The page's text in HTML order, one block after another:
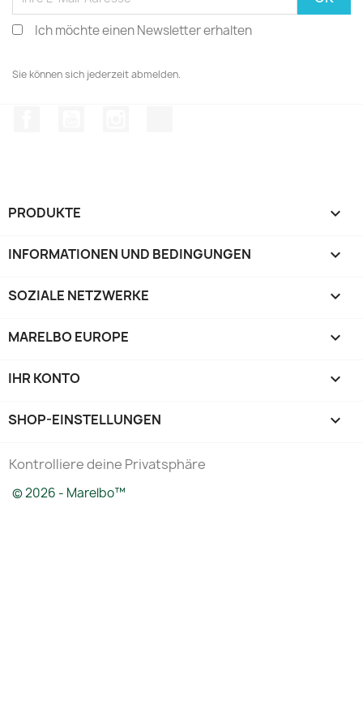
Ich möchte einen Newsletter erhalten
Sie können sich jederzeit abmelden.
PRODUKTE 
INFORMATIONEN UND BEDINGUNGEN 
SOZIALE NETZWERKE 
MARELBO EUROPE 
IHR KONTO 
SHOP-EINSTELLUNGEN keyboard_arrow_down
Kontrolliere deine Privatsphäre
© 2026 - Marelbo™